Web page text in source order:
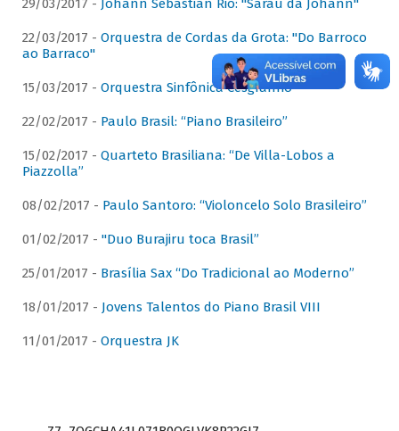
29/03/2017 - Johann Sebastian Rio: "Sarau da Johann"
22/03/2017 - Orquestra de Cordas da Grota: "Do Barroco
ao Barraco"
15/03/2017 - Orquestra Sinfônica Cesgranrio
22/02/2017 - Paulo Brasil: “Piano Brasileiro”
15/02/2017 - Quarteto Brasiliana: “De Villa-Lobos a
Piazzolla”
08/02/2017 - Paulo Santoro: “Violoncelo Solo Brasileiro”
01/02/2017 - "Duo Burajiru toca Brasil”
25/01/2017 - Brasília Sax “Do Tradicional ao Moderno”
18/01/2017 - Jovens Talentos do Piano Brasil VIII
11/01/2017 - Orquestra JK